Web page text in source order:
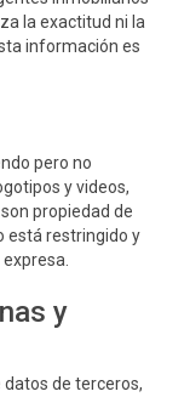
la exactitud ni la
información es
pero no
y videos,
propiedad de
está restringido y
y
datos de terceros,